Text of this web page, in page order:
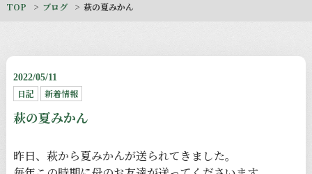
TOP ブログ 萩の夏みかん
2022/05/11
日記 新着情報
萩の夏みかん
昨日、萩から夏みかんが送られてきました。